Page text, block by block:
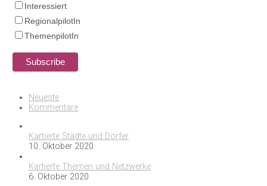
Interessiert
RegionalpilotIn
ThemenpilotIn
Neueste
Kommentare
Kartierte Städte und Dörfer
10. Oktober 2020
Kartierte Themen und Netzwerke
6. Oktober 2020